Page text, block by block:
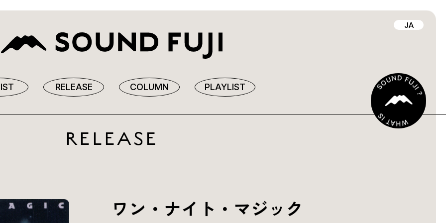
RELEASE COLUMN PLAYLIST
JA
RELEASE
ワン・ナイト・マジック